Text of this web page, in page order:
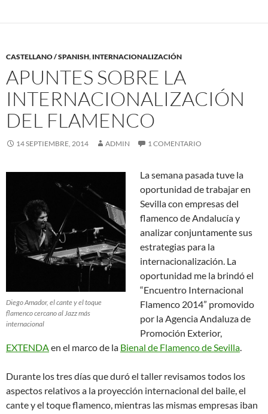
CASTELLANO / SPANISH, INTERNACIONALIZACIÓN
APUNTES SOBRE LA
INTERNACIONALIZACIÓN
DEL FLAMENCO
14 SEPTIEMBRE, 2014 ADMIN 1 COMENTARIO
Diego Amador, el cante y el toque
flamenco cercano al Jazz más
internacional
La semana pasada tuve la
oportunidad de trabajar en
Sevilla con empresas del
flamenco de Andalucía y
analizar conjuntamente sus
estrategias para la
internacionalización. La
oportunidad me la brindó el
“Encuentro Internacional
Flamenco 2014” promovido
por la Agencia Andaluza de
Promoción Exterior,
EXTENDAen el marco de la Bienal de Flamenco de Sevilla.
Durante los tres días que duró el taller revisamos todos los
aspectos relativos a la proyección internacional del baile, el
cante y el toque flamenco, mientras las mismas empresas iban